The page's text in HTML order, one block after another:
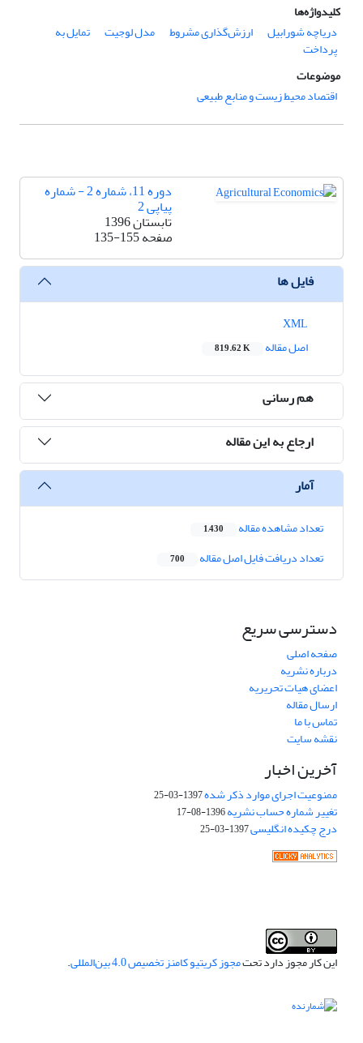
کلیدواژه‌ها
دریاچه شورابیل
ارزش‌گذاری مشروط مدل لوجیت تمایل به
پرداخت
موضوعات
اقتصاد محیط زیست و منابع طبیعی
دوره 11، شماره 2 - شماره
پیاپی 2
تابستان 1396
صفحه135-155
فایل ها
اصل مقاله
819.62 K
هم رسانی
ارجاع به این مقاله
آمار
تعداد مشاهده مقاله 1,430
تعداد دریافت فایل اصل مقاله 700
دسترسی سریع
صفحه اصلی
درباره نشریه
اعضای هیات تحریریه
ارسال مقاله
تماس با ما
نقشه سایت
آخرین اخبار
ممنوعیت اجرای موارد ذکر شده1397-03-25
تغییر شماره حساب نشریه1396-08-17
درج چکیده انگلیسی1397-03-25
این کار مجوز دارد تحتمجوز کریتیو کامنز تخصیص 4.0 بین‌المللی .